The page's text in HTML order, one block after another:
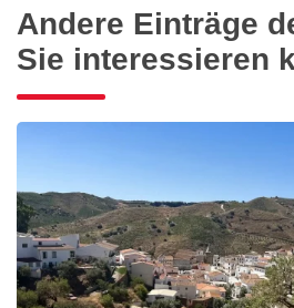
Andere Einträge
Sie interessieren